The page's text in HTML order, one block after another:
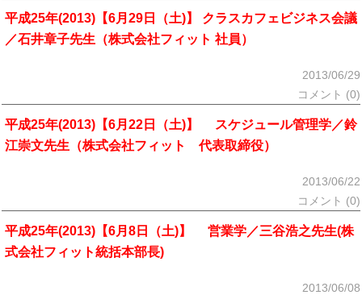
平成25年(2013)【6月29日（土)】 クラスカフェビジネス会議
／石井章子先生（株式会社フィット 社員）
2013/06/29
コメント (0)
平成25年(2013)【6月22日（土)】 スケジュール管理学／鈴
江崇文先生（株式会社フィット 代表取締役）
2013/06/22
コメント (0)
平成25年(2013)【6月8日（土)】 営業学／三谷浩之先生(株
式会社フィット統括本部長)
2013/06/08